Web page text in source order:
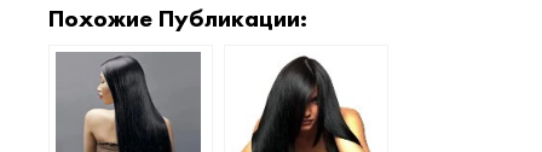
Похожие Публикации: